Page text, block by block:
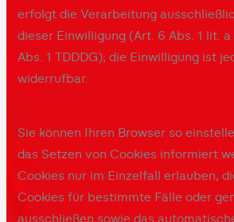
erfolgt die Verarbeitung
dieser Einwilligung (Art. 6 Abs. 1 lit. a
Abs. 1 TDDDG); die Einwilligung ist
widerrufbar.
Sie können Ihren Browser so
das Setzen von Cookies informiert
Cookies nur im Einzelfall erlauben,
Cookies für bestimmte Fälle oder
ausschließen sowie das